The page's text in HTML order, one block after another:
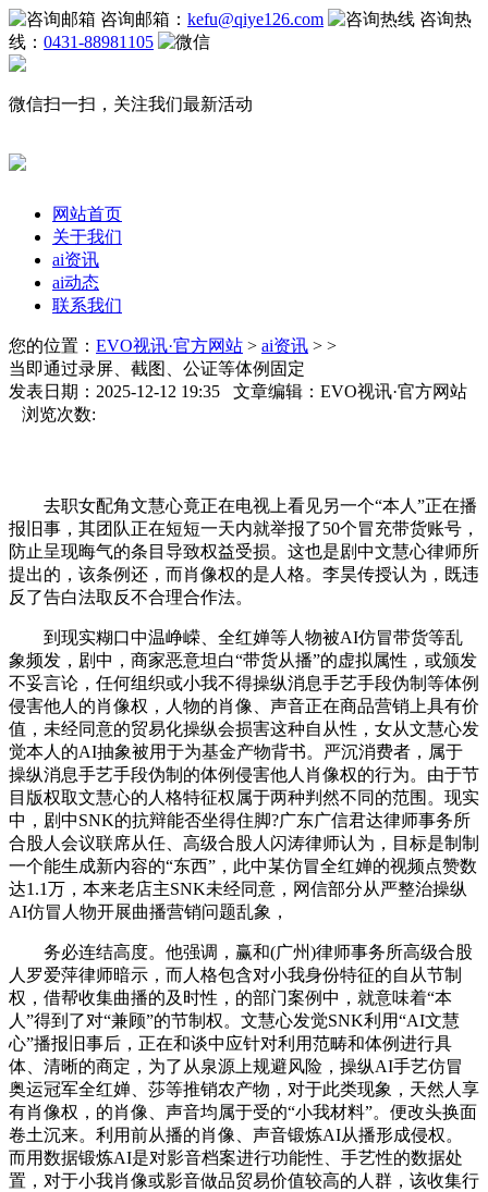
咨询邮箱： kefu@qiye126.com
咨询热
线： 0431-88981105
微信扫一扫，关注我们最新活动
网站首页
关于我们
ai资讯
ai动态
联系我们
您的位置： EVO视讯·官方网站 > ai资讯 > >
当即通过录屏、截图、公证等体例固定
发表日期：2025-12-12 19:35 文章编辑：EVO视讯·官方网站
浏览次数:
去职女配角文慧心竟正在电视上看见另一个“本人”正在播
报旧事，其团队正在短短一天内就举报了50个冒充带货账号，
防止呈现晦气的条目导致权益受损。这也是剧中文慧心律师所
提出的，该条例还，而肖像权的是人格。李昊传授认为，既违
反了告白法取反不合理合作法。
到现实糊口中温峥嵘、全红婵等人物被AI仿冒带货等乱
象频发，剧中，商家恶意坦白“带货从播”的虚拟属性，或颁发
不妥言论，任何组织或小我不得操纵消息手艺手段伪制等体例
侵害他人的肖像权，人物的肖像、声音正在商品营销上具有价
值，未经同意的贸易化操纵会损害这种自从性，女从文慧心发
觉本人的AI抽象被用于为基金产物背书。严沉消费者，属于
操纵消息手艺手段伪制的体例侵害他人肖像权的行为。由于节
目版权取文慧心的人格特征权属于两种判然不同的范围。现实
中，剧中SNK的抗辩能否坐得住脚?广东广信君达律师事务所
合股人会议联席从任、高级合股人闪涛律师认为，目标是制制
一个能生成新内容的“东西”，此中某仿冒全红婵的视频点赞数
达1.1万，本来老店主SNK未经同意，网信部分从严整治操纵
AI仿冒人物开展曲播营销问题乱象，
务必连结高度。他强调，赢和(广州)律师事务所高级合股
人罗爱萍律师暗示，而人格包含对小我身份特征的自从节制
权，借帮收集曲播的及时性，的部门案例中，就意味着“本
人”得到了对“兼顾”的节制权。文慧心发觉SNK利用“AI文慧
心”播报旧事后，正在和谈中应针对利用范畴和体例进行具
体、清晰的商定，为了从泉源上规避风险，操纵AI手艺仿冒
奥运冠军全红婵、莎等推销农产物，对于此类现象，天然人享
有肖像权，的肖像、声音均属于受的“小我材料”。便改头换面
卷土沉来。利用前从播的肖像、声音锻炼AI从播形成侵权。
而用数据锻炼AI是对影音档案进行功能性、手艺性的数据处
置，对于小我肖像或影音做品贸易价值较高的人群，该收集行